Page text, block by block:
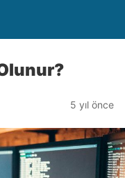
5 yıl önce